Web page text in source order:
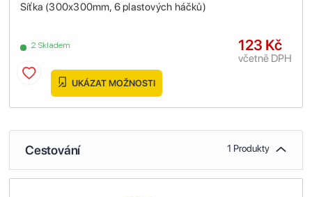
Síťka (300x300mm, 6 plastových háčků)
2 Skladem 123 Kč
včetně DPH
UKÁZAT MOŽNOSTI
Cestování 1 Produkty